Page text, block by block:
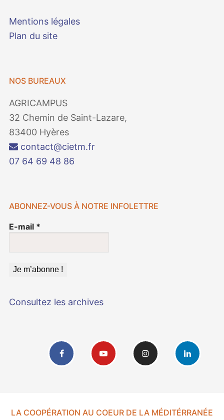
Mentions légales
Plan du site
NOS BUREAUX
AGRICAMPUS
32 Chemin de Saint-Lazare,
83400 Hyères
contact@cietm.fr
07 64 69 48 86
ABONNEZ-VOUS À NOTRE INFOLETTRE
E-mail *
Consultez les archives
LA COOPÉRATION AU COEUR DE LA MÉDITÉRRANÉE